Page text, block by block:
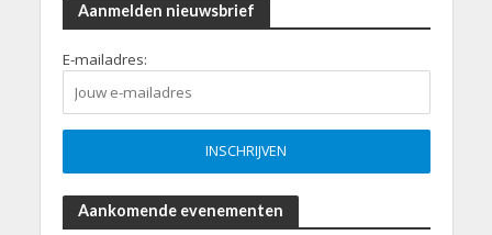
Aanmelden nieuwsbrief
E-mailadres:
Aankomende evenementen